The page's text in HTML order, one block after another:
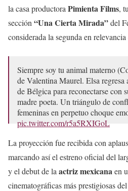
la casa productora Pimienta Films,
sección “Una Cierta Mirada”del
considerada la segunda en
Siempre soy tu animal materno
de Valentina Maurel. Elsa regresa
de Bélgica para reconectarse con
madre poeta. Un triángulo de
femeninas en perpetuo choque
pic.twitter.com/r5a5RXIGoL
— Ernesto Diezmartinez
La proyección fue recibida con
marcando así el estreno oficial del
y el debut de la actriz mexicanaen
cinematográficas más prestigiosas